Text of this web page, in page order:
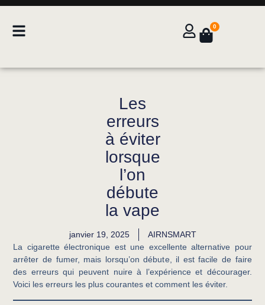
0
Les
erreurs
à éviter
lorsque
l’on
débute
la vape
janvier 19, 2025
AIRNSMART
La cigarette électronique est une excellente alternative pour
arrêter de fumer, mais lorsqu’on débute, il est facile de faire
des erreurs qui peuvent nuire à l’expérience et décourager.
Voici les erreurs les plus courantes et comment les éviter.